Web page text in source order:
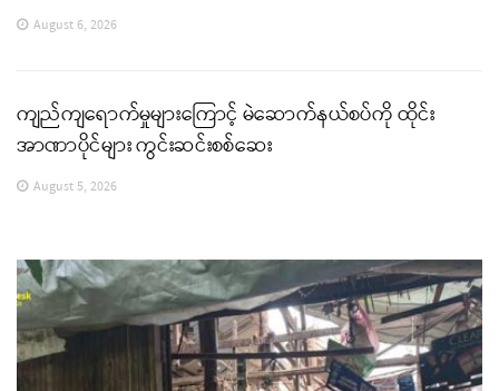
August 6, 2026
ကျည်ကျရောက်မှုများကြောင့် မဲဆောက်နယ်စပ်ကို ထိုင်း
အာဏာပိုင်များ ကွင်းဆင်းစစ်ဆေး
August 5, 2026